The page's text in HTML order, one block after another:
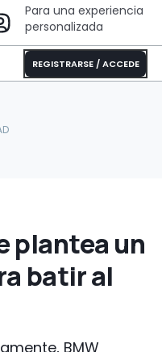
Para una experiencia
personalizada
REGISTRARSE / ACCEDE
plantea un
batir al
BMW